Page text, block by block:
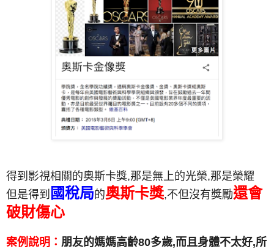
得到影視相關的奧斯卡獎,那是無上的光榮,那是榮耀
但是得到 國稅局的奧斯卡獎,不但沒有獎勵還會
破財傷心
案例說明： 朋友的媽媽高齡80多歲,而且身體不太好,所